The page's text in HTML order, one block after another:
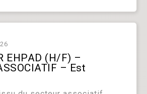
EHPAD (H/F) –
– Est